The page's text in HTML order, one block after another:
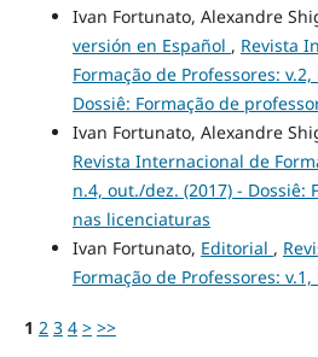
Ivan Fortunato, Alexandre
versión en Español , Revista
Formação de Professores:
Dossiê: Formação de
Ivan Fortunato, Alexandre
Revista Internacional de
n.4, out./dez. (2017) - Dossiê:
nas licenciaturas
Ivan Fortunato, Editorial ,
Formação de Professores:
1 2 3 4 > >>